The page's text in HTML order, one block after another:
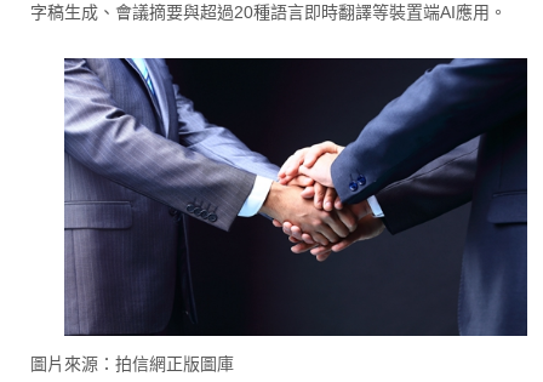
字稿生成、會議摘要與超過20種語言即時翻譯等裝置端AI應用。
圖片來源：拍信網正版圖庫